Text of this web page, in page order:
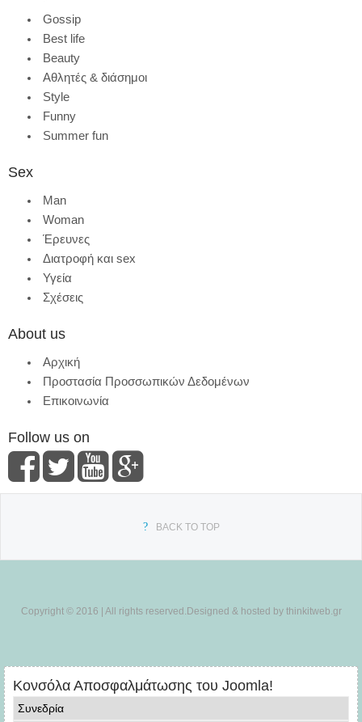
Gossip
Best life
Beauty
Αθλητές & διάσημοι
Style
Funny
Summer fun
Sex
Man
Woman
Έρευνες
Διατροφή και sex
Υγεία
Σχέσεις
About us
Αρχική
Προστασία Προσσωπικών Δεδομένων
Επικοινωνία
Follow us on
BACK TO TOP
Copyright © 2016 | All rights reserved.Designed & hosted by thinkitweb.gr
Κονσόλα Αποσφαλμάτωσης του Joomla!
Συνεδρία